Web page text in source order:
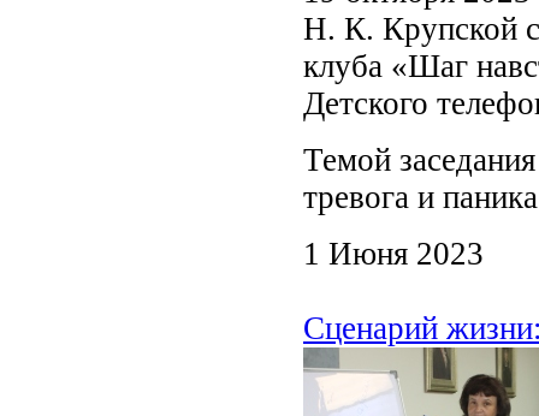
Н. К. Крупской
клуба «Шаг
Детского
Темой
тревога и
1 Июня 2023
Сценарий